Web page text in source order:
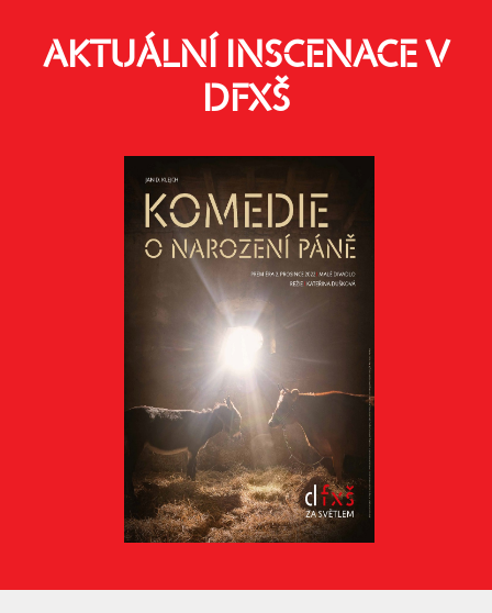
AKTUÁLNÍ INSCENACE V
DFXŠ